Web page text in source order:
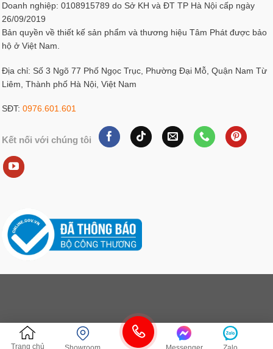
Doanh nghiệp: 0108915789 do Sở KH và ĐT TP Hà Nội cấp ngày
26/09/2019
Bản quyền về thiết kế sản phẩm và thương hiệu Tâm Phát được bảo
hộ ở Việt Nam.
Địa chỉ: Số 3 Ngõ 77 Phố Ngọc Trục, Phường Đại Mỗ, Quận Nam Từ
Liêm, Thành phố Hà Nội, Việt Nam
SĐT: 0976.601.601
Kết nối với chúng tôi
Trang chủ